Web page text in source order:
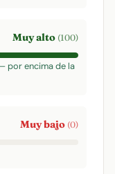
Muy alto (100)
por encima de la
Muy bajo (0)